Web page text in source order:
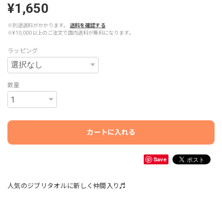
¥1,650
※別途送料がかかります。
送料を確認する
※¥10,000以上のご注文で国内送料が無料になります。
ラッピング
数量
カートに入れる
Save
人気のジブリタオルに新しく仲間入り♬